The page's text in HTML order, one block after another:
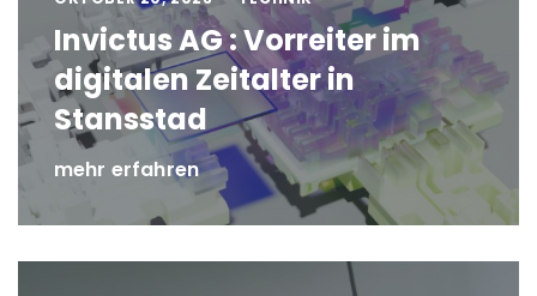
Invictus AG : Vorreiter im
digitalen Zeitalter in
Stansstad
mehr erfahren